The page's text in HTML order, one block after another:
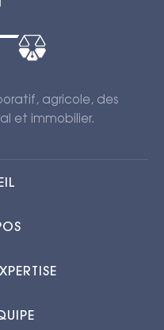
agricole, des
et immobilier.